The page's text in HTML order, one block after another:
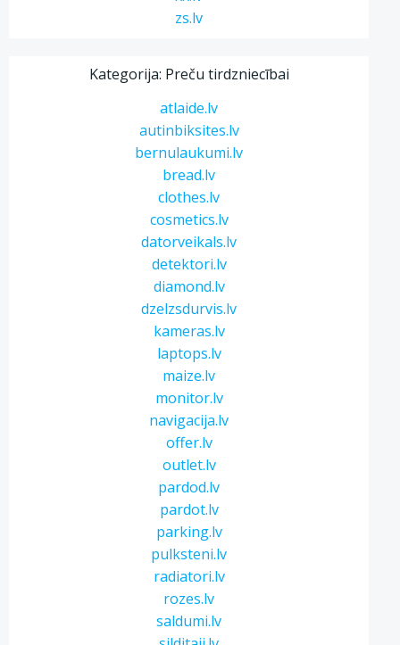
zs.lv
Kategorija: Preču tirdzniecībai
atlaide.lv
autinbiksites.lv
bernulaukumi.lv
bread.lv
clothes.lv
cosmetics.lv
datorveikals.lv
detektori.lv
diamond.lv
dzelzsdurvis.lv
kameras.lv
laptops.lv
maize.lv
monitor.lv
navigacija.lv
offer.lv
outlet.lv
pardod.lv
pardot.lv
parking.lv
pulksteni.lv
radiatori.lv
rozes.lv
saldumi.lv